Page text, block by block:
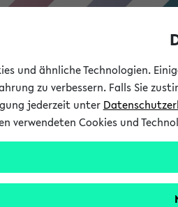
Studium
Kontakt
und ähnliche Technologien.
zu verbessern. Falls Sie
jederzeit unter
verwendeten Cookies und